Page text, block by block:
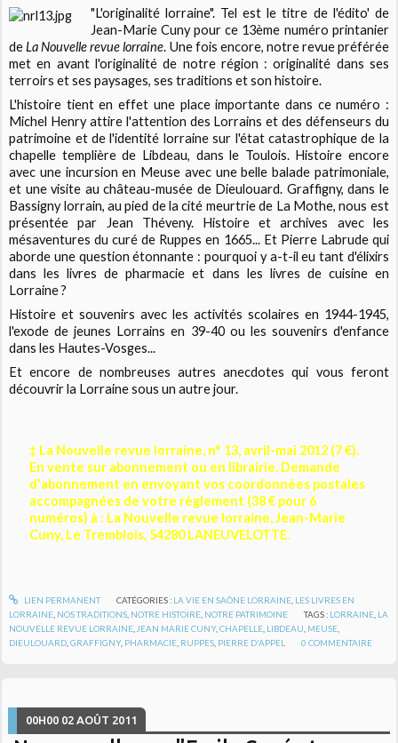
"L'originalité lorraine". Tel est le titre de l'édito' de
Jean-Marie Cuny pour ce 13ème numéro printanier
deLa Nouvelle revue lorraine. Une fois encore, notre revue préférée
met en avant l'originalité de notre région : originalité dans ses
terroirs et ses paysages, ses traditions et son histoire.
L'histoire tient en effet une place importante dans ce numéro :
Michel Henry attire l'attention des Lorrains et des défenseurs du
patrimoine et de l'identité lorraine sur l'état catastrophique de la
chapelle templière de Libdeau, dans le Toulois. Histoire encore
avec une incursion en Meuse avec une belle balade patrimoniale,
et une visite au château-musée de Dieulouard. Graffigny, dans le
Bassigny lorrain, au pied de la cité meurtrie de La Mothe, nous est
présentée par Jean Théveny. Histoire et archives avec les
mésaventures du curé de Ruppes en 1665... Et Pierre Labrude qui
aborde une question étonnante : pourquoi y a-t-il eu tant d'élixirs
dans les livres de pharmacie et dans les livres de cuisine en
Lorraine ?
Histoire et souvenirs avec les activités scolaires en 1944-1945,
l'exode de jeunes Lorrains en 39-40 ou les souvenirs d'enfance
dans les Hautes-Vosges...
Et encore de nombreuses autres anecdotes qui vous feront
découvrir la Lorraine sous un autre jour.
‡ La Nouvelle revue lorraine, n° 13, avril-mai 2012 (7 €).
En vente sur abonnement ou en librairie. Demande
d'abonnement en envoyant vos coordonnées postales
accompagnées de votre règlement (38 € pour 6
numéros) à : La Nouvelle revue lorraine, Jean-Marie
Cuny, Le Tremblois, 54280 LANEUVELOTTE.
LIEN PERMANENT CATÉGORIES : LA VIE EN SAÔNE LORRAINE, LES LIVRES EN
LORRAINE NOS TRADITIONS NOTRE HISTOIRE NOTRE PATRIMOINE TAGS : LORRAINE LA
NOUVELLE REVUE LORRAINE JEAN MARIE CUNY,CHAPELLE LIBDEAU MEUSE
DIEULOUARD ,GRAFFIGNY, PHARMACIE RUPPES PIERRE D'APPEL 0 COMMENTAIRE
00H00 02 AOÛT 2011